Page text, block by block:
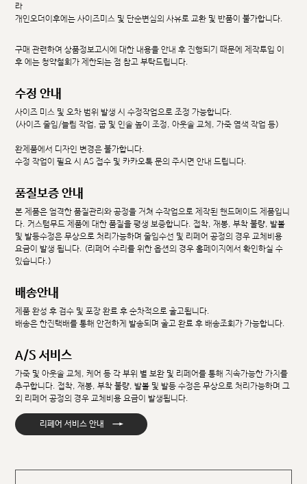
라
개인오더이후에는 사이즈미스 및 단순변심의 사유로 교환 및 반품이 불가합니다.
구매 관련하여 상품정보고시에 대한 내용을 안내 후 진행되기 때문에 제작투입 이
후 에는 청약철회가 제한되는 점 참고 부탁드립니다.
수정 안내
사이즈 미스 및 오차 범위 발생 시 수정작업으로 조정 가능합니다.
(사이즈 줄임/늘림 작업, 굽 및 인솔 높이 조정, 아웃솔 교체, 가죽 염색 작업 등)
완제품에서 디자인 변경은 불가합니다.
수정 작업이 필요 시 AS 접수 및 카카오톡 문의 주시면 안내 드립니다.
품질보증 안내
본 제품은 엄격한 품질관리와 공정을 거쳐 수작업으로 제작된 핸드메이드 제품입니
다. 커스텀무드 제품에 대한 품질을 평생 보증합니다. 접착, 재봉, 부착 불량, 발볼
및 발등수정은 무상으로 처리가능하며 줄임수선 및 리페어 공정의 경우 교체비용
요금이 발생 됩니다. (리페어 수리를 위한 옵션의 경우 홈페이지에서 확인하실 수
있습니다.)
배송안내
제품 완성 후 검수 및 포장 완료 후 순차적으로 출고됩니다.
배송은 한진택배를 통해 안전하게 발송되며 출고 완료 후 배송조회가 가능합니다.
A/S 서비스
가죽 및 아웃솔 교체, 케어 등 각 부위 별 보완 및 리페어를 통해 지속가능한 가치를
추구합니다. 접착, 재봉, 부착 불량, 발볼 및 발등 수정은 무상으로 처리가능하며 그
외 리페어 공정의 경우 교체비용 요금이 발생됩니다.
리페어 서비스 안내 →